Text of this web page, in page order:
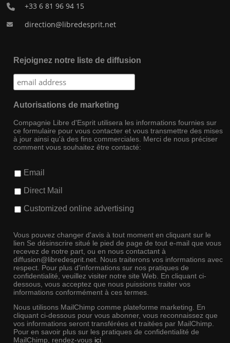
+33 6 81 96 94 15
direction@libredesprit.net
Rejoignez notre liste de diffusion
Autorisations de marketing
Compagnie Libre d'Esprit utilisera les informations fournies sur
ce formulaire pour vous contacter et vous transmettre des mises
à jour ainsi qu'à des fins commerciales. Merci de nous préciser
comment vous souhaitez être contacté:
Email
Direct Mail
Customized online advertising
Vous pouvez changer d'avis à tout moment en cliquant sur le
lien Se désinscrire situé le pied de page de tout e-mail que vous
recevez de notre part, ou en nous contactant à
diffusion@libredesprit.net. Nous traiterons vos informations avec
respect. Pour plus d'informations sur nos pratiques de
confidentialité, veuillez visiter notre site Web. En cliquant ci-
dessous, vous acceptez que nous puissions traiter vos
informations conformément à ces termes.
Nous utilisons MailChimp comme plateforme marketing. En
cliquant ci-dessous pour vous abonner, vous reconnaissez que
vos informations seront transférées et traitées par MailChimp.
Pour en savoir plus sur les pratiques de confidentialité de
MailChimp, rendez-vous ici.